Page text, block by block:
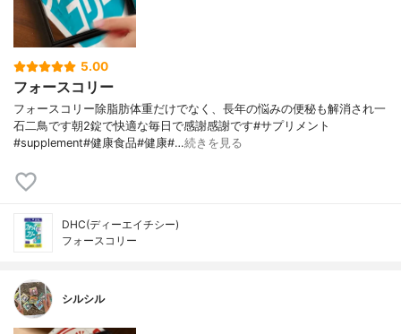
5.00
フォースコリー
フォースコリー除脂肪体重だけでなく、長年の悩みの便秘も解消され一
石二鳥です朝2錠で快適な毎日で感謝感謝です#サプリメント
#supplement#健康食品#健康#…続きを見る
DHC(ディーエイチシー)
フォースコリー
シルシル